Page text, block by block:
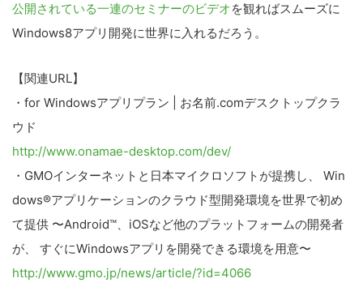
公開されている一連のセミナーのビデオを観ればスムーズに
Windows8アプリ開発に世界に入れるだろう。
【関連URL】
・for Windowsアプリプラン | お名前.comデスクトップクラ
ウド
http://www.onamae-desktop.com/dev/
・GMOインターネットと日本マイクロソフトが提携し、 Win
dows®アプリケーションのクラウド型開発環境を世界で初め
て提供 〜Android™、iOSなど他のプラットフォームの開発者
が、 すぐにWindowsアプリを開発できる環境を用意〜
http://www.gmo.jp/news/article/?id=4066